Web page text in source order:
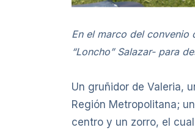
En el marco del convenio
“Loncho” Salazar- para
Un gruñidor de Valeria,
Región Metropolitana;
centro y un zorro, el